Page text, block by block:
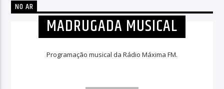
NO AR
MADRUGADA MUSICAL
Programação musical da Rádio Máxima FM.